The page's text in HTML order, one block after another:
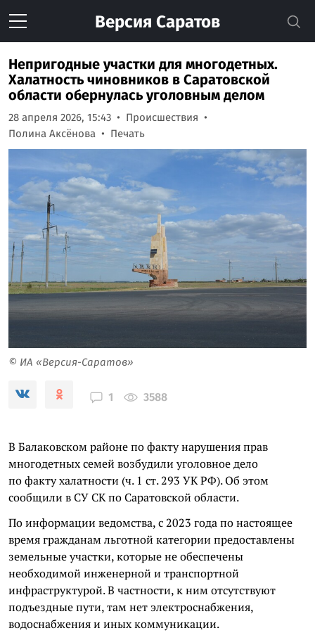
Версия Саратов
Непригодные участки для многодетных.
Халатность чиновников в Саратовской
области обернулась уголовным делом
28 апреля 2026, 15:43
Происшествия
Полина Аксёнова
Печать
© ИА «Версия-Саратов»
1 3588
В Балаковском районе по факту нарушения прав
многодетных семей возбудили уголовное дело
по факту халатности (ч. 1 ст. 293 УК РФ). Об этом
сообщили в СУ СК по Саратовской области.
По информации ведомства, с 2023 года по настоящее
время гражданам льготной категории предоставлены
земельные участки, которые не обеспечены
необходимой инженерной и транспортной
инфраструктурой. В частности, к ним отсутствуют
подъездные пути, там нет электроснабжения,
водоснабжения и иных коммуникации.